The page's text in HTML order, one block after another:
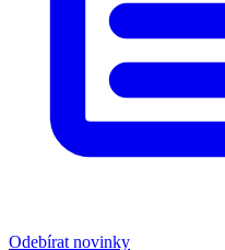
Odebírat novinky